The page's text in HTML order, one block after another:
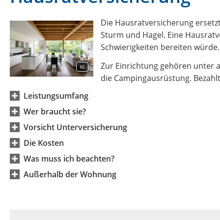
KI
Die Hausratversicherung
Sturm und Hagel. Eine
Schwierigkeiten bereiten würde.
Zur Einrichtung gehören unter
die Campingausrüstung.
Leistungsumfang
Wer braucht sie?
Vorsicht Unterversicherung
Die Kosten
Was muss ich beachten?
Außerhalb der Wohnung